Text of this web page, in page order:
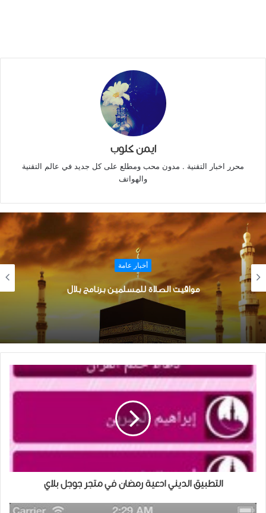
ايمن كلوب
محرر اخبار التقنية . مدون محب ومطلع على كل جديد في عالم التقنية
والهواتف
أخبار عامة
تحميل تطبيق جلسة
التطبيق الديني ادعية رمضان في متجر جوجل بلاي